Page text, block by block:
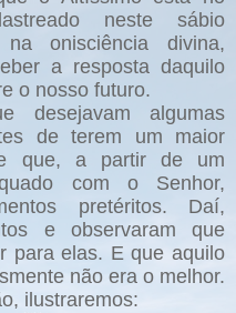
neste sábio
onisciência divina,
a resposta daquilo
o nosso futuro.
desejavam algumas
de terem um maior
que, a partir de um
com o Senhor,
pretéritos. Daí,
e observaram que
para elas. E que aquilo
não era o melhor.
ilustraremos: